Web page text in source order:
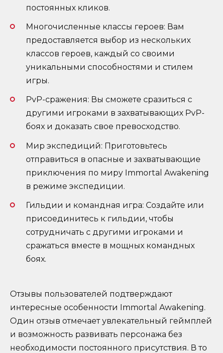
постоянных кликов.
Многочисленные классы героев: Вам
предоставляется выбор из нескольких
классов героев, каждый со своими
уникальными способностями и стилем
игры.
PvP-сражения: Вы сможете сразиться с
другими игроками в захватывающих PvP-
боях и доказать свое превосходство.
Мир экспедиций: Приготовьтесь
отправиться в опасные и захватывающие
приключения по миру Immortal Awakening
в режиме экспедиции.
Гильдии и командная игра: Создайте или
присоединитесь к гильдии, чтобы
сотрудничать с другими игроками и
сражаться вместе в мощных командных
боях.
Отзывы пользователей подтверждают
интересные особенности Immortal Awakening.
Один отзыв отмечает увлекательный геймплей
и возможность развивать персонажа без
необходимости постоянного присутствия. В то